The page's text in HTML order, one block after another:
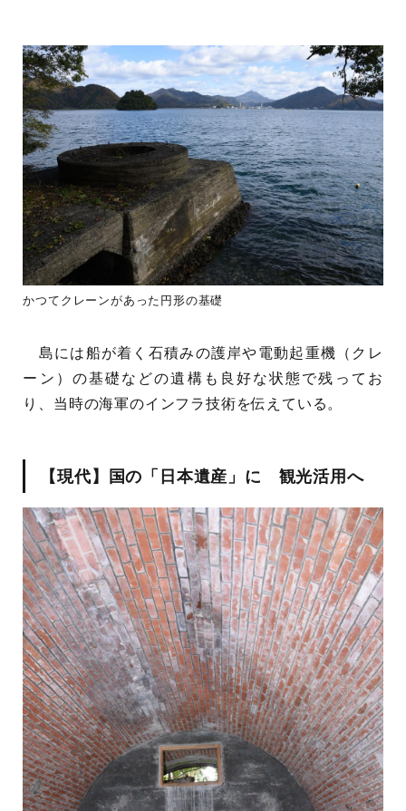
かつてクレーンがあった円形の基礎
島には船が着く石積みの護岸や電動起重機（クレ
ーン）の基礎などの遺構も良好な状態で残ってお
り、当時の海軍のインフラ技術を伝えている。
【現代】国の「日本遺産」に 観光活用へ